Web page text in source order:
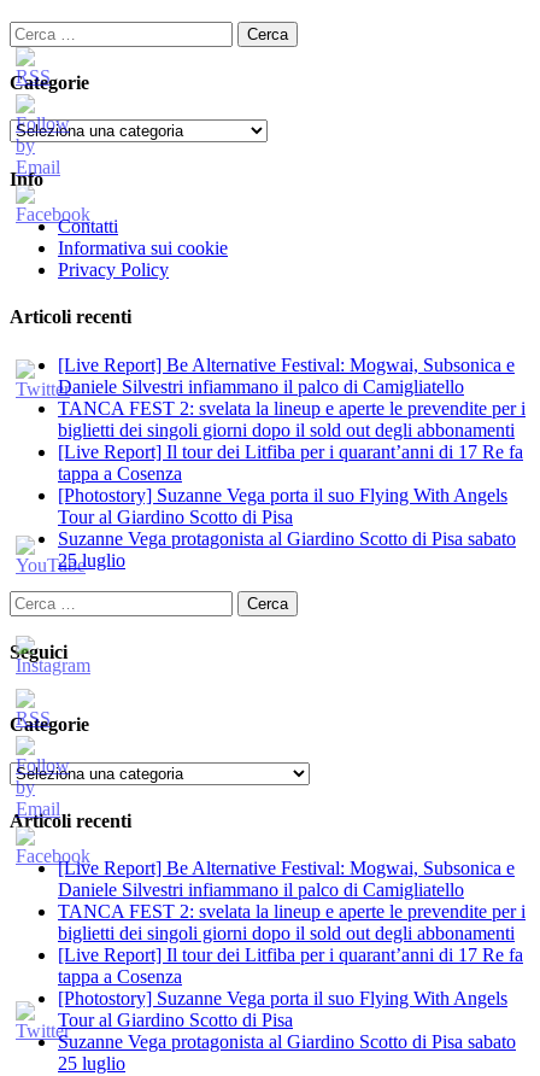
Ricerca
per:
Categorie
Categorie
Info
Contatti
Informativa sui cookie
Privacy Policy
Articoli recenti
[Live Report] Be Alternative Festival: Mogwai, Subsonica e
Daniele Silvestri infiammano il palco di Camigliatello
TANCA FEST 2: svelata la lineup e aperte le prevendite per i
biglietti dei singoli giorni dopo il sold out degli abbonamenti
[Live Report] Il tour dei Litfiba per i quarant’anni di 17 Re fa
tappa a Cosenza
[Photostory] Suzanne Vega porta il suo Flying With Angels
Tour al Giardino Scotto di Pisa
Suzanne Vega protagonista al Giardino Scotto di Pisa sabato
25 luglio
Ricerca
per:
Seguici
Categorie
Categorie
Articoli recenti
[Live Report] Be Alternative Festival: Mogwai, Subsonica e
Daniele Silvestri infiammano il palco di Camigliatello
TANCA FEST 2: svelata la lineup e aperte le prevendite per i
biglietti dei singoli giorni dopo il sold out degli abbonamenti
[Live Report] Il tour dei Litfiba per i quarant’anni di 17 Re fa
tappa a Cosenza
[Photostory] Suzanne Vega porta il suo Flying With Angels
Tour al Giardino Scotto di Pisa
Suzanne Vega protagonista al Giardino Scotto di Pisa sabato
25 luglio